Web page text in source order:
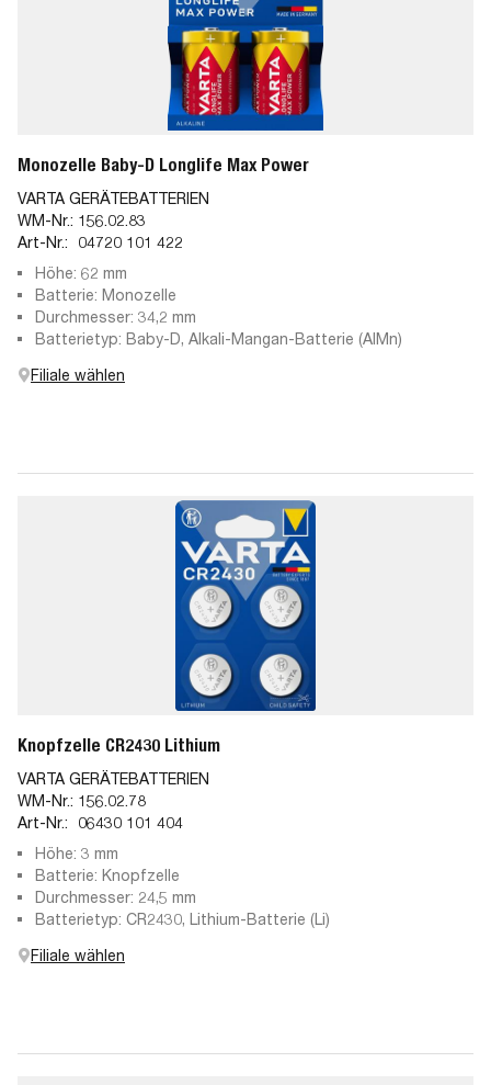
Monozelle Baby-D Longlife Max Power
VARTA GERÄTEBATTERIEN
WM-Nr.: 156.02.83
Art-Nr.:
04720 101 422
Höhe: 62 mm
Batterie: Monozelle
Durchmesser: 34,2 mm
Batterietyp: Baby-D, Alkali-Mangan-Batterie (AlMn)
Filiale wählen
Knopfzelle CR2430 Lithium
VARTA GERÄTEBATTERIEN
WM-Nr.: 156.02.78
Art-Nr.:
06430 101 404
Höhe: 3 mm
Batterie: Knopfzelle
Durchmesser: 24,5 mm
Batterietyp: CR2430, Lithium-Batterie (Li)
Filiale wählen